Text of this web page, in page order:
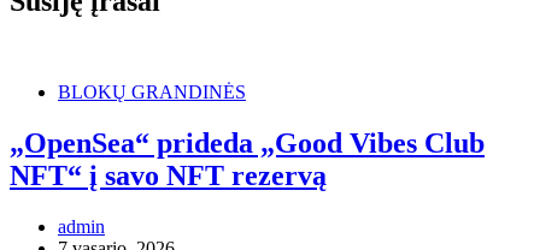
BLOKŲ GRANDINĖS
„OpenSea“ prideda „Good Vibes Club
NFT“ į savo NFT rezervą
admin